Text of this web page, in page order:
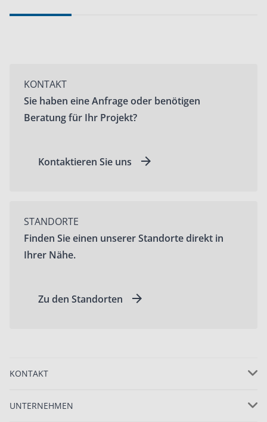
KONTAKT
Sie haben eine Anfrage oder benötigen
Beratung für Ihr Projekt?
Kontaktieren Sie uns
STANDORTE
Finden Sie einen unserer Standorte direkt in
Ihrer Nähe.
Zu den Standorten
KONTAKT
UNTERNEHMEN